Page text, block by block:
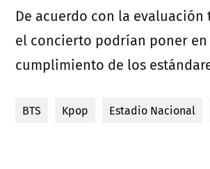
De acuerdo con la
el concierto podrían poner
cumplimiento de los
BTS Kpop Estadio Nacional